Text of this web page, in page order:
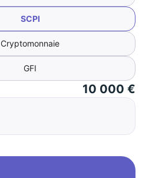
SCPI
Cryptomonnaie
GFI
10 000 €